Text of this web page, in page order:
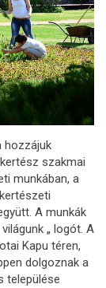
hozzájuk
szakmai
munkában, a
A munkák
„ logót. A
Kapu téren,
dolgoznak a
települése